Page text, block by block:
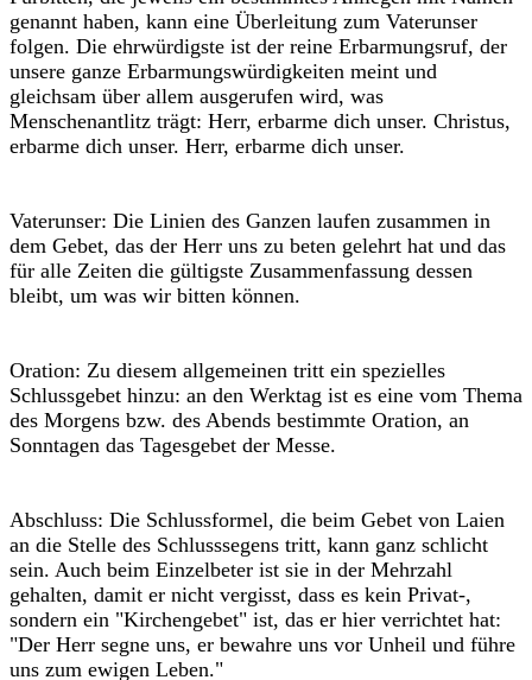
genannt haben, kann eine Überleitung zum Vaterunser
folgen. Die ehrwürdigste ist der reine Erbarmungsruf, der
unsere ganze Erbarmungswürdigkeiten meint und
gleichsam über allem ausgerufen wird, was
Menschenantlitz trägt: Herr, erbarme dich unser. Christus,
erbarme dich unser. Herr, erbarme dich unser.
Vaterunser: Die Linien des Ganzen laufen zusammen in
dem Gebet, das der Herr uns zu beten gelehrt hat und das
für alle Zeiten die gültigste Zusammenfassung dessen
bleibt, um was wir bitten können.
Oration: Zu diesem allgemeinen tritt ein spezielles
Schlussgebet hinzu: an den Werktag ist es eine vom Thema
des Morgens bzw. des Abends bestimmte Oration, an
Sonntagen das Tagesgebet der Messe.
Abschluss: Die Schlussformel, die beim Gebet von Laien
an die Stelle des Schlusssegens tritt, kann ganz schlicht
sein. Auch beim Einzelbeter ist sie in der Mehrzahl
gehalten, damit er nicht vergisst, dass es kein Privat-,
sondern ein "Kirchengebet" ist, das er hier verrichtet hat:
"Der Herr segne uns, er bewahre uns vor Unheil und führe
uns zum ewigen Leben."